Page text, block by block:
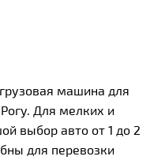
машина для
Для мелких и
выбор авто от 1 до 2
для перевозки